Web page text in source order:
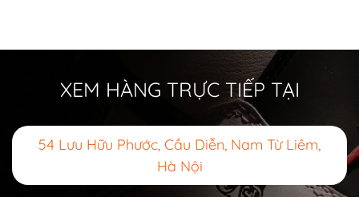
XEM HÀNG TRỰC TIẾP TẠI
54 Lưu Hữu Phước, Cầu Diễn, Nam Từ Liêm,
Hà Nội